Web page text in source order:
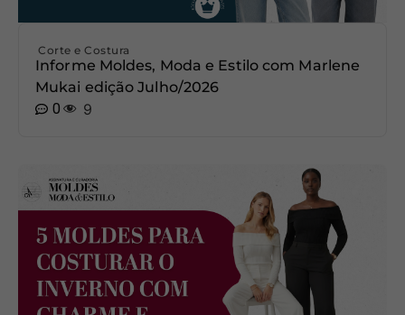
Corte e Costura
Informe Moldes, Moda e Estilo com Marlene
Mukai edição Julho/2026
0
9